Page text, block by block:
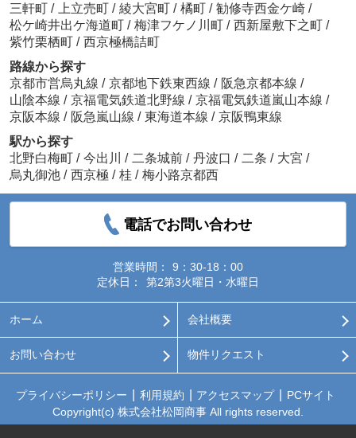
三軒町 / 上立売町 / 綾大宮町 / 橘町 / 勧修寺西金ケ崎 /
松ケ崎井出ケ海道町 / 梅津フケノ川町 / 西新屋敷下之町 /
紫竹栗栖町 / 西京極橋詰町
路線から探す
京都市営烏丸線 / 京都地下鉄東西線 / 阪急京都本線 /
山陰本線 / 京福電気鉄道北野線 / 京福電気鉄道嵐山本線 /
京阪本線 / 阪急嵐山線 / 東海道本線 / 京阪鴨東線
駅から探す
北野白梅町 / 今出川 / 二条城前 / 丹波口 / 二条 / 大宮 /
烏丸御池 / 西京極 / 桂 / 梅小路京都西
電話でお問い合わせ
営業時間：
9：30-18：00
定休日：
第2第3火曜日・水曜日
ホーム 会社概要
お問い合わせ 物件リクエスト
プライバシーポリシー 利用規約 アクセスマップ
PCサイト
Copyright(c) 株式会社松岡商事 All rights reserved.